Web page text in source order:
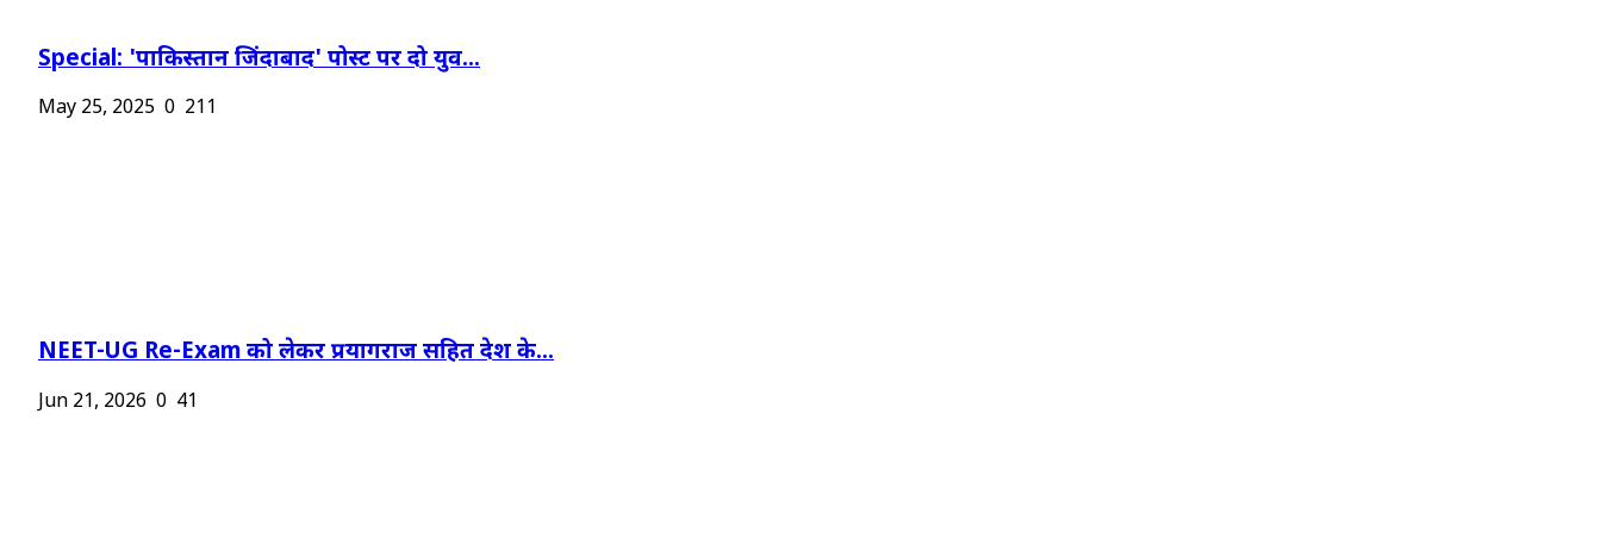
Special: 'पाकिस्तान जिंदाबाद' पोस्ट पर दो युव...
May 25, 2025 0 211
NEET-UG Re-Exam को लेकर प्रयागराज सहित देश के...
Jun 21, 2026 0 41